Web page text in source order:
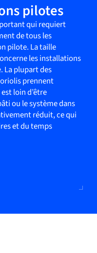
pilotes
qui requiert
de tous les
pilote. La taille
les installations
La plupart des
prennent
loin d’être
ou le système dans
réduit, ce qui
et du temps